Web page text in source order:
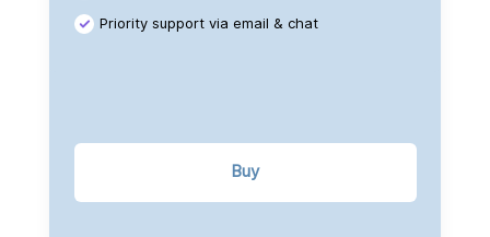
Priority support via email & chat
Buy